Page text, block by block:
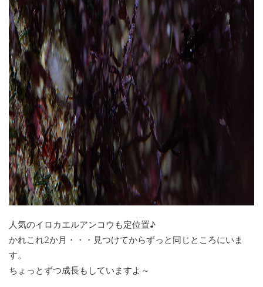
人気のイロカエルアンコウも定位置♪
かれこれ2か月・・・見つけてからずっと同じところにいま
す。
ちょっとずつ成長もしていますよ～